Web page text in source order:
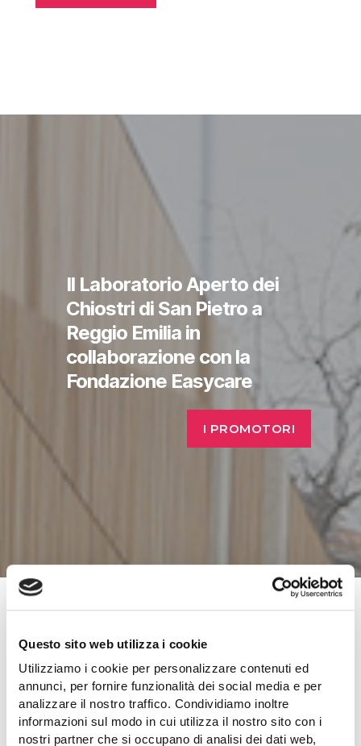
Questo sito web utilizza i cookie
Utilizziamo i cookie per personalizzare contenuti ed
annunci, per fornire funzionalità dei social media e per
analizzare il nostro traffico. Condividiamo inoltre
informazioni sul modo in cui utilizza il nostro sito con i
nostri partner che si occupano di analisi dei dati web,
Il Laboratorio Aperto dei
Chiostri di San Pietro a
Reggio Emilia in
collaborazione con la
Fondazione Easycare
I PROMOTORI
INNOVAZIONE + COESIONE
La coesione sociale diventa un veicolo per la
promozione di innovazioni positive e